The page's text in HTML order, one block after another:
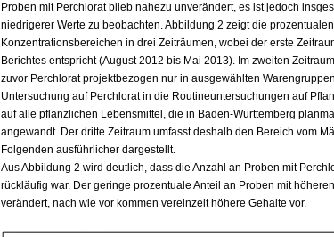
Proben mit Perchlorat blieb nahezu unverändert, es ist jedoch
niedrigerer Werte zu beobachten. Abbildung 2 zeigt die
Konzentrationsbereichen in drei Zeiträumen, wobei der erste
Berichtes entspricht (August 2012 bis Mai 2013). Im zweiten
zuvor Perchlorat projektbezogen nur in ausgewählten
Untersuchung auf Perchlorat in die Routineuntersuchungen auf
auf alle pflanzlichen Lebensmittel, die in Baden-Württemberg
angewandt. Der dritte Zeitraum umfasst deshalb den Bereich vom
Folgenden ausführlicher dargestellt.
Aus Abbildung 2 wird deutlich, dass die Anzahl an Proben mit
rückläufig war. Der geringe prozentuale Anteil an Proben mit
verändert, nach wie vor kommen vereinzelt höhere Gehalte vor.